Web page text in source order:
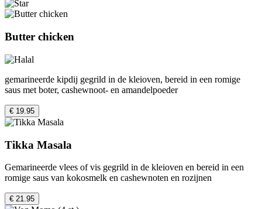
Butter chicken
gemarineerde kipdij gegrild in de kleioven, bereid in een romige
saus met boter, cashewnoot- en amandelpoeder
€ 19.95
Tikka Masala
Gemarineerde vlees of vis gegrild in de kleioven en bereid in een
romige saus van kokosmelk en cashewnoten en rozijnen
€ 21.95